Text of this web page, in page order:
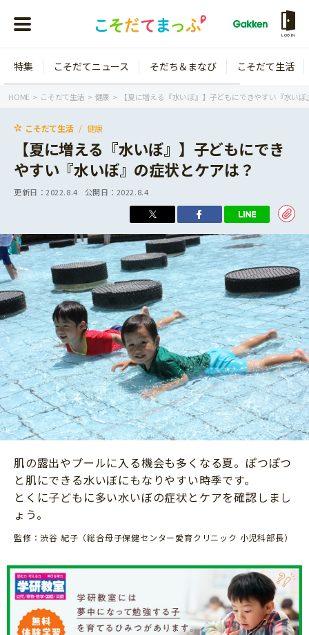
LOGIN
年齢から探す
1歳
年中
年長
小学1年生
小学2年生
小学3年生
小学4年生
小学5年生
小学6年生
こそだてニュース
イベント
ニュース
そだち＆まなび
ワーク・ドリル
幼稚園・保育園
小学校
科学・プログラミング
教育・学習
自由研究・工作
読書感想文
英語
習い事
知育
こそだて生活
住まい
ファッション・美容
行事・イベント
トラブル
親子でいっしょに
人間関係
家族
料理
マネー
健康
こそだてマンガ
特集 こそだてニュース そだち＆まなび こそだて生活
HOME こそだて生活 健康 【夏に増える『水いぼ』】子どもにできやすい『水い
こそだて生活 健康
【夏に増える『水いぼ』】子どもにでき
やすい『水いぼ』の症状とケアは？
更新日：2022.8.4 公開日： 2022.8.4
肌の露出やプールに入る機会も多くなる夏。ぽつぽつ
と肌にできる水いぼにもなりやすい時季です。
とくに子どもに多い水いぼの症状とケアを確認しまし
ょう。
監修：渋谷 紀子（総合母子保健センター愛育クリニック 小児科部長）